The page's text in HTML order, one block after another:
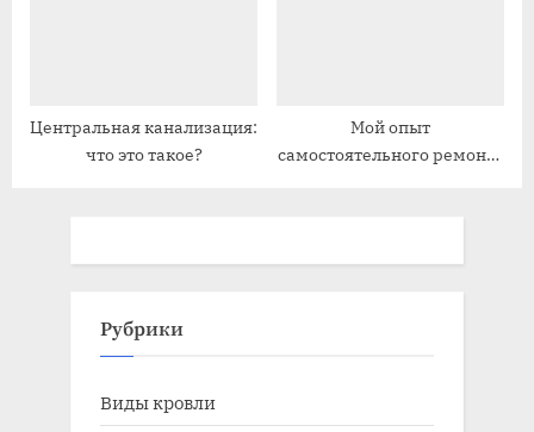
Центральная канализация:
что это такое?
Мой опыт
самостоятельного ремонта
Рубрики
Виды кровли